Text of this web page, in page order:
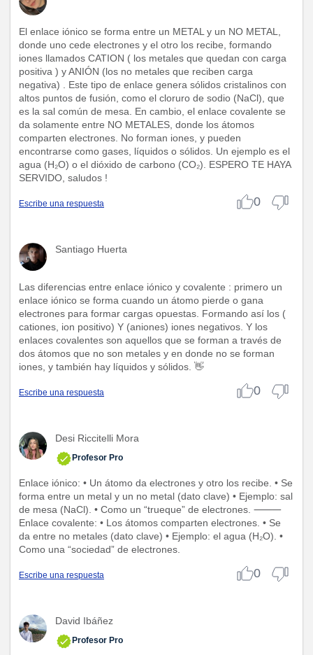
El enlace iónico se forma entre un METAL y un NO METAL,
donde uno cede electrones y el otro los recibe, formando
iones llamados CATION ( los metales que quedan con carga
positiva ) y ANIÓN (los no metales que reciben carga
negativa) . Este tipo de enlace genera sólidos cristalinos con
altos puntos de fusión, como el cloruro de sodio (NaCl), que
es la sal común de mesa. En cambio, el enlace covalente se
da solamente entre NO METALES, donde los átomos
comparten electrones. No forman iones, y pueden
encontrarse como gases, líquidos o sólidos. Un ejemplo es el
agua (H₂O) o el dióxido de carbono (CO₂). ESPERO TE HAYA
SERVIDO, saludos !
Escribe una respuesta 0
Santiago Huerta
Las diferencias entre enlace iónico y covalente : primero un
enlace iónico se forma cuando un átomo pierde o gana
electrones para formar cargas opuestas. Formando así los (
cationes, ion positivo) Y (aniones) iones negativos. Y los
enlaces covalentes son aquellos que se forman a través de
dos átomos que no son metales y en donde no se forman
iones, y también hay líquidos y sólidos. 👋
Escribe una respuesta 0
Desi Riccitelli Mora
Profesor Pro
Enlace iónico: • Un átomo da electrones y otro los recibe. • Se
forma entre un metal y un no metal (dato clave) • Ejemplo: sal
de mesa (NaCl). • Como un “trueque” de electrones. ⸻
Enlace covalente: • Los átomos comparten electrones. • Se
da entre no metales (dato clave) • Ejemplo: el agua (H₂O). •
Como una “sociedad” de electrones.
Escribe una respuesta 0
David Ibáñez
Profesor Pro